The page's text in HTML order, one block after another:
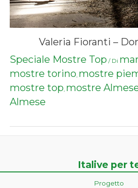
Valeria Fioranti –
Speciale Mostre Top / Di
mostre torino, mostre
mostre top, mostre
Almese
Italive per
Progetto